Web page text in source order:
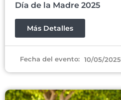
Día de la Madre 2025
Más Detalles
Fecha del evento: 10/05/2025